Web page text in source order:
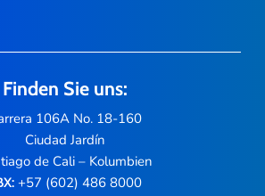
Finden Sie uns:
106A No. 18-160
Ciudad Jardín
de Cali – Kolumbien
+57 (602) 486 8000